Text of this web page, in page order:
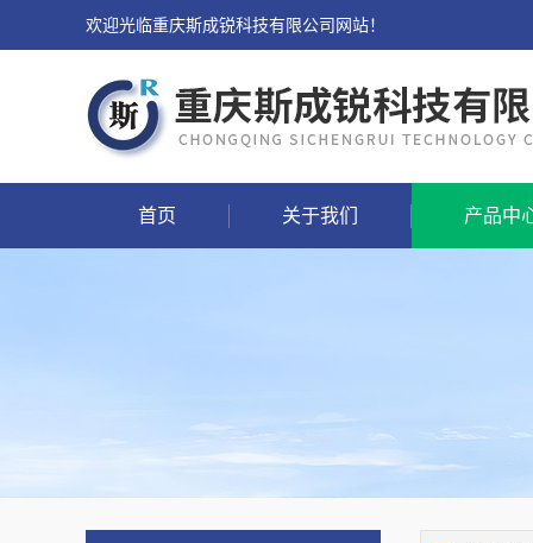
欢迎光临重庆斯成锐科技有限公司网站！
首页 关于我们 产品中